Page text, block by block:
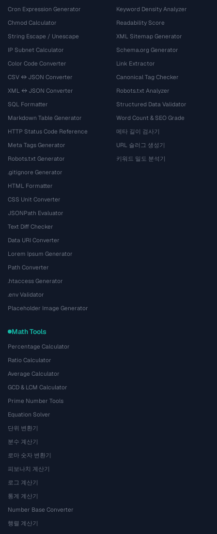
Cron Expression Generator
Chmod Calculator
String Escape / Unescape
IP Subnet Calculator
Color Code Converter
CSV ↔ JSON Converter
XML ↔ JSON Converter
SQL Formatter
Markdown Table Generator
HTTP Status Code Reference
Meta Tags Generator
Robots.txt Generator
.gitignore Generator
HTML Formatter
CSS Unit Converter
JSONPath Evaluator
Text Diff Checker
Data URI Converter
Lorem Ipsum Generator
Path Converter
.htaccess Generator
.env Validator
Placeholder Image Generator
Keyword Density Analyzer
Readability Score
XML Sitemap Generator
Schema.org Generator
Link Extractor
Canonical Tag Checker
Robots.txt Analyzer
Structured Data Validator
Word Count & SEO Grade
메타 길이 검사기
URL 슬러그 생성기
키워드 밀도 분석기
Math Tools
Percentage Calculator
Ratio Calculator
Average Calculator
GCD & LCM Calculator
Prime Number Tools
Equation Solver
단위 변환기
분수 계산기
로마 숫자 변환기
피보나치 계산기
로그 계산기
통계 계산기
Number Base Converter
행렬 계산기